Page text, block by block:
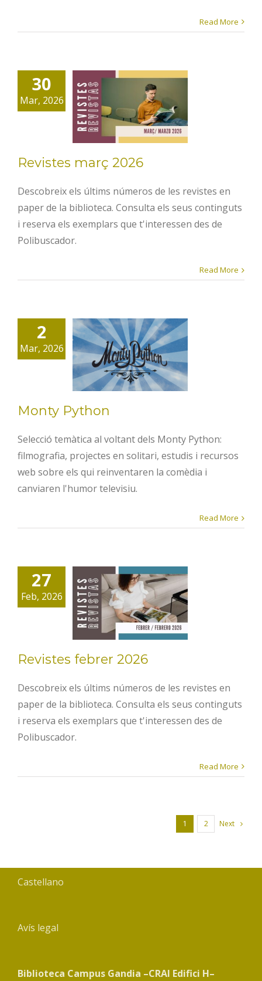
Read More
30
Mar, 2026
Revistes
març 2026
Revistes març 2026
Descobreix els últims números de les revistes en
paper de la biblioteca. Consulta els seus continguts
i reserva els exemplars que t'interessen des de
Polibuscador.
Read More
2
Mar, 2026
Monty
Python
Monty Python
Selecció temàtica al voltant dels Monty Python:
filmografia, projectes en solitari, estudis i recursos
web sobre els qui reinventaren la comèdia i
canviaren l'humor televisiu.
Read More
27
Feb, 2026
Revistes
febrer 2026
Revistes febrer 2026
Descobreix els últims números de les revistes en
paper de la biblioteca. Consulta els seus continguts
i reserva els exemplars que t'interessen des de
Polibuscador.
Read More
1 2 Next
Castellano
Avís legal
Biblioteca Campus Gandia –CRAI Edifici H–